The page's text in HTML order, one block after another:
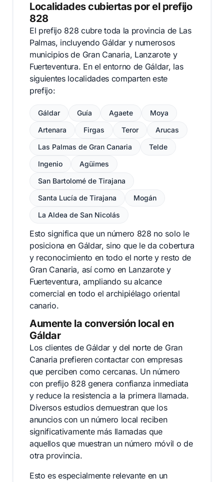
Localidades cubiertas por el prefijo
828
El prefijo 828 cubre toda la provincia de Las
Palmas, incluyendo Gáldar y numerosos
municipios de Gran Canaria, Lanzarote y
Fuerteventura. En el entorno de Gáldar, las
siguientes localidades comparten este
prefijo:
Gáldar Guía Agaete
Moya
Artenara
Firgas Teror
Arucas
Las Palmas de Gran Canaria
Telde
Ingenio
Agüimes
San Bartolomé de Tirajana
Santa Lucía de Tirajana
Mogán
La Aldea de San Nicolás
Esto significa que un número 828 no solo le
posiciona en Gáldar, sino que le da cobertura
y reconocimiento en todo el norte y resto de
Gran Canaria, así como en Lanzarote y
Fuerteventura, ampliando su alcance
comercial en todo el archipiélago oriental
canario.
Aumente la conversión local en
Gáldar
Los clientes de Gáldar y del norte de Gran
Canaria prefieren contactar con empresas
que perciben como cercanas. Un número
con prefijo 828 genera confianza inmediata
y reduce la resistencia a la primera llamada.
Diversos estudios demuestran que los
anuncios con un número local reciben
significativamente más llamadas que
aquellos que muestran un número móvil o de
otra provincia.
Esto es especialmente relevante en un